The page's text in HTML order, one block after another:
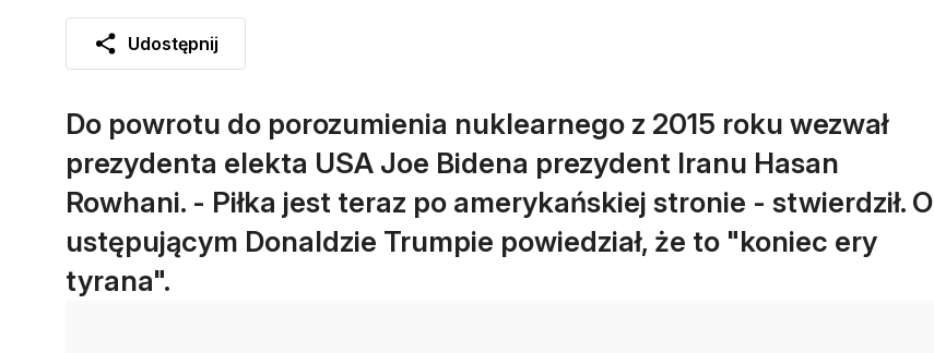
Udostępnij
Do powrotu do porozumienia nuklearnego z 2015 roku wezwał
prezydenta elekta USA Joe Bidena prezydent Iranu Hasan
Rowhani. - Piłka jest teraz po amerykańskiej stronie - stwierdził. O
ustępującym Donaldzie Trumpie powiedział, że to "koniec ery
tyrana".